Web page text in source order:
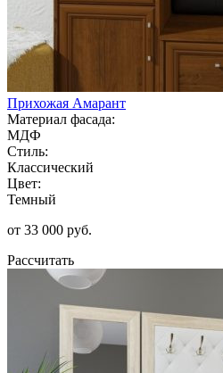
Прихожая Амарант
Материал фасада:
МДФ
Стиль:
Классический
Цвет:
Темный
от 33 000 руб.
Рассчитать